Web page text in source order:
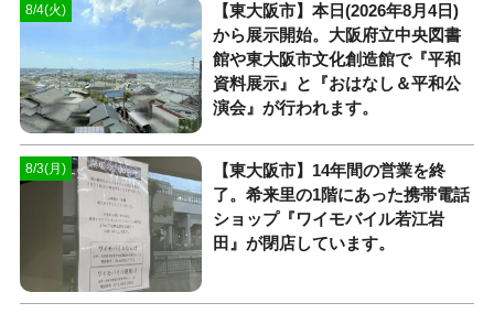
8/4(火)
【東大阪市】本日(2026年8月4日)
から展示開始。大阪府立中央図書
館や東大阪市文化創造館で『平和
資料展示』と『おはなし＆平和公
演会』が行われます。
8/3(月)
【東大阪市】14年間の営業を終
了。希来里の1階にあった携帯電話
ショップ『ワイモバイル若江岩
田』が閉店しています。